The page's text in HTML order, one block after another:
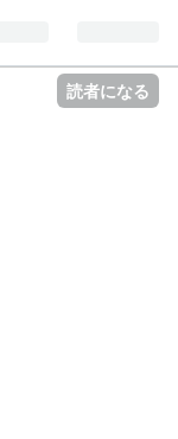
読者になる